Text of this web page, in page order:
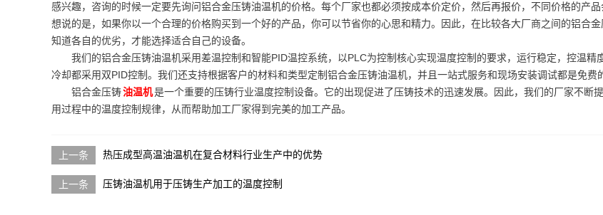
感兴趣，咨询的时候一定要先询问铝合金压铸油温机的价格。每个厂家也都必须按成本价定价，然后再报价，不同价格的产
想说的是，如果你以一个合理的价格购买到一个好的产品，你可以节省你的心思和精力。因此，在比较各大厂商之间的铝合
知道各自的优劣，才能选择适合自己的设备。
我们的铝合金压铸油温机采用差温控制和智能PID温控系统，以PLC为控制核心实现温度控制的要求，运行稳定，控温
冷却都采用双PID控制。我们还支持根据客户的材料和类型定制铝合金压铸油温机，并且一站式服务和现场安装调试都是免费
铝合金压铸油温机是一个重要的压铸行业温度控制设备。它的出现促进了压铸技术的迅速发展。因此，我们的厂家不断
用过程中的温度控制规律，从而帮助加工厂家得到完美的加工产品。
热压成型高温油温机在复合材料行业生产中的优势
压铸油温机用于压铸生产加工的温度控制